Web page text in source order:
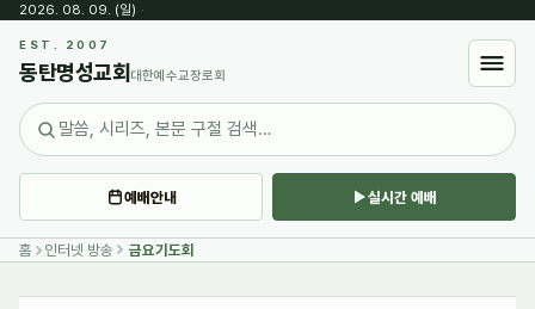
2026. 08. 09. (일) ·
EST. 2007
동탄명성교회 대한예수교장로회
예배안내 실시간 예배
홈 인터넷 방송 금요기도회
Sketchbook5, 스케치북5
Sketchbook5, 스케치북5